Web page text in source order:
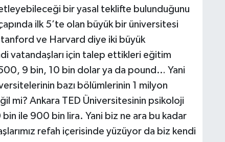
bir yasal teklifte bulunduğunu
ilk 5’te olan büyük bir üniversitesi
ve Harvard diye iki büyük
vatandaşları için talep ettikleri eğitim
9 bin, 10 bin dolar ya da pound… Yani
bazı bölümlerinin 1 milyon
mi? Ankara TED Üniversitesinin psikoloji
ile 900 bin lira. Yani biz ne ara bu kadar
refah içerisinde yüzüyor da biz kendi